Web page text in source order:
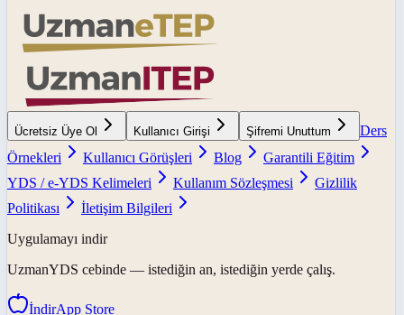
Ücretsiz Üye Ol Kullanıcı Girişi Şifremi Unuttum
Ders
Örnekleri
Kullanıcı Görüşleri Blog
Garantili Eğitim
YDS / e-YDS Kelimeleri
Kullanım Sözleşmesi
Gizlilik
Politikası
İletişim Bilgileri
Uygulamayı indir
UzmanYDS cebinde — istediğin an, istediğin yerde çalış.
İndirApp Store